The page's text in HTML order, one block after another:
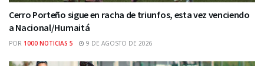
Cerro Porteño sigue en racha de triunfos, esta vez venciendo
a Nacional/Humaitá
POR 1000 NOTICIAS 5 9 DE AGOSTO DE 2026